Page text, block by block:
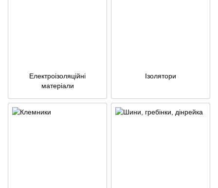
Електроізоляційні
матеріали
Ізолятори